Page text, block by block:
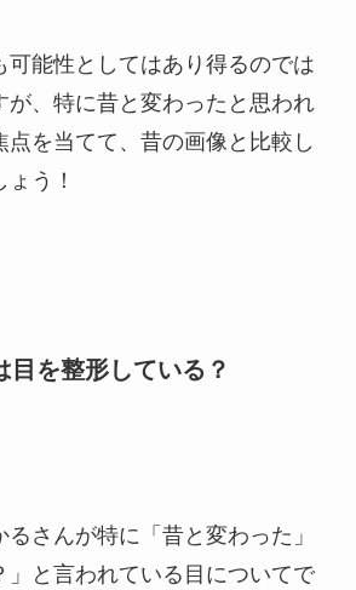
可能性としてはあり得るのでは
が、特に昔と変わったと思われ
点を当てて、昔の画像と比較し
う！
を整形している？
さんが特に「昔と変わった」
」と言われている目についてで